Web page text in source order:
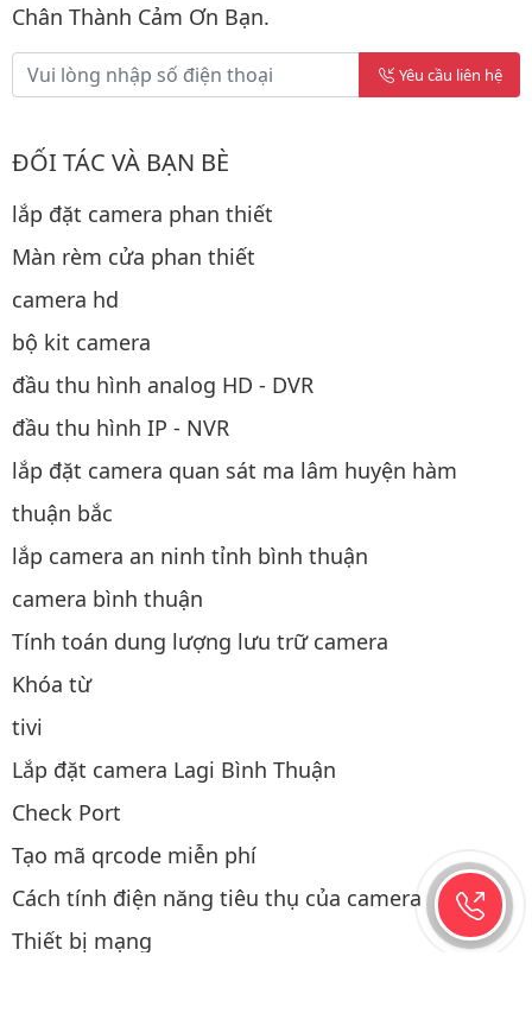
Chân Thành Cảm Ơn Bạn.
Yêu cầu liên hệ
ĐỐI TÁC VÀ BẠN BÈ
lắp đặt camera phan thiết
Màn rèm cửa phan thiết
camera hd
bộ kit camera
đầu thu hình analog HD - DVR
đầu thu hình IP - NVR
lắp đặt camera quan sát ma lâm huyện hàm
thuận bắc
lắp camera an ninh tỉnh bình thuận
camera bình thuận
Tính toán dung lượng lưu trữ camera
Khóa từ
tivi
Lắp đặt camera Lagi Bình Thuận
Check Port
Tạo mã qrcode miễn phí
Cách tính điện năng tiêu thụ của camera
Thiết bị mạng